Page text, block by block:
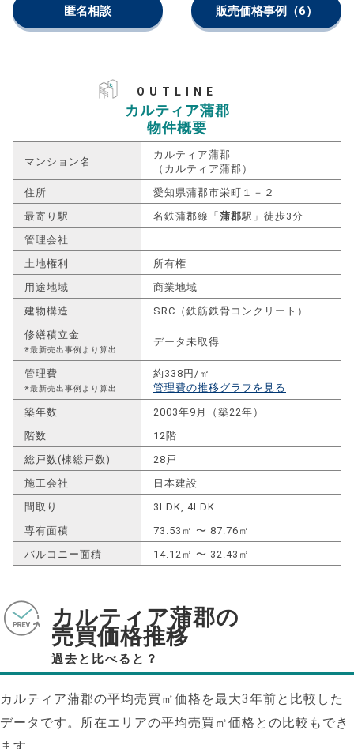
匿名相談 販売価格事例 （6）
OUTLINE
カルティア蒲郡
物件概要
マンション名
カルティア蒲郡
（カルティア蒲郡）
住所
愛知県蒲郡市栄町１－２
最寄り駅
名鉄蒲郡線「蒲郡駅」徒歩3分
管理会社
土地権利
所有権
用途地域
商業地域
建物構造
SRC（鉄筋鉄骨コンクリート）
修繕積立金
※最新売出事例より算出
データ未取得
管理費
※最新売出事例より算出
約338円/㎡
管理費の推移グラフを見る
築年数
2003年9月（築22年）
階数
12階
総戸数(棟総戸数)
28戸
施工会社
日本建設
間取り
3LDK, 4LDK
専有面積
73.53㎡ 〜 87.76㎡
バルコニー面積
14.12㎡ 〜 32.43㎡
カルティア蒲郡の
売買価格推移
過去と比べると？
カルティア蒲郡の平均売買㎡価格を最大3年前と比較した
データです。所在エリアの平均売買㎡価格との比較もでき
ます。